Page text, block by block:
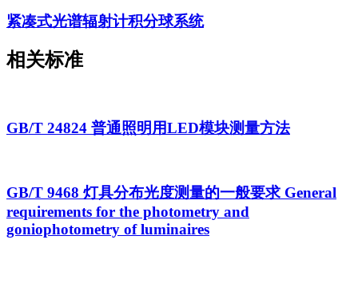
紧凑式光谱辐射计积分球系统
相关标准
GB/T 24824 普通照明用LED模块测量方法
GB/T 9468 灯具分布光度测量的一般要求 General
requirements for the photometry and
goniophotometry of luminaires